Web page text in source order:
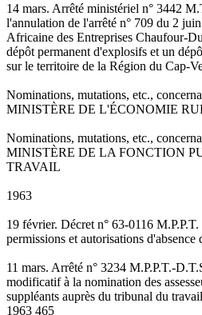
14 mars. Arrêté ministériel n° 3442
l'annulation de l'arrêté n° 709 du 2
Africaine des Entreprises Chaufour-
dépôt permanent d'explosifs et un
sur le territoire de la Région du Cap-
Nominations, mutations, etc.,
MINISTÈRE DE L'ÉCONOMIE
Nominations, mutations, etc.,
MINISTÈRE DE LA FONCTION
TRAVAIL
1963
19 février. Décret n° 63-0116
permissions et autorisations d'absence
11 mars. Arrêté n° 3234 M.P.P.T.-
modificatif à la nomination des
suppléants auprès du tribunal du
1963 465